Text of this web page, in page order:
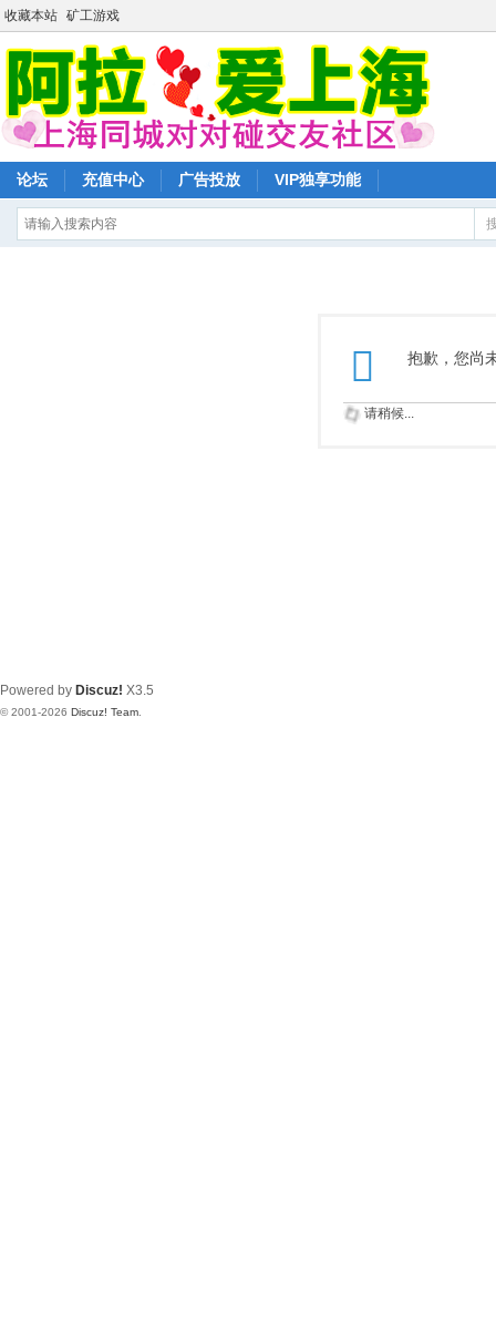
收藏本站 矿工游戏
论坛 充值中心 广告投放 VIP独享功能
抱歉，您尚
请稍候...
Powered by Discuz! X3.5
© 2001-2026 Discuz! Team